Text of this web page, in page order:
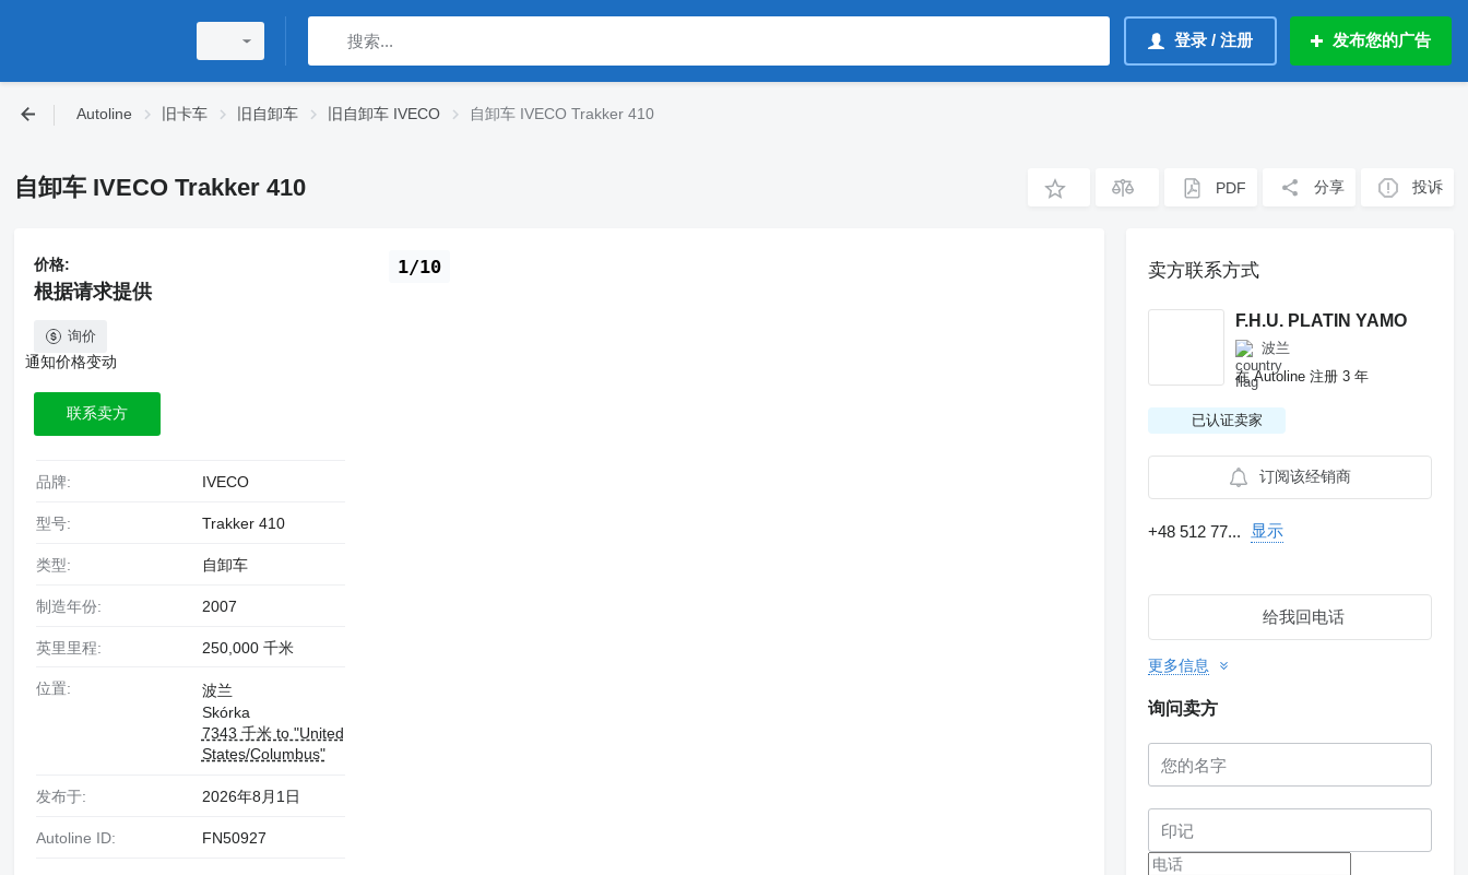
登录 / 注册 发布您的广告
Autoline 旧卡车 旧自卸车 旧自卸车 IVECO 自卸车 IVECO Trakker 410
自卸车 IVECO Trakker 410 PDF 分享 投诉
1/10
价格:
根据请求提供
询价
通知价格变动
联系卖方
品牌: IVECO
型号: Trakker 410
类型: 自卸车
制造年份: 2007
英里里程: 250,000 千米
位置:
波兰
Skórka
7343 千米 to "United
States/Columbus"
发布于: 2026年8月1日
Autoline ID: FN50927
卖方联系方式
F.H.U. PLATIN YAMO
波兰
在 Autoline 注册 3 年
已认证卖家
订阅该经销商
+48 512 77... 显示
给我回电话
更多信息
询问卖方